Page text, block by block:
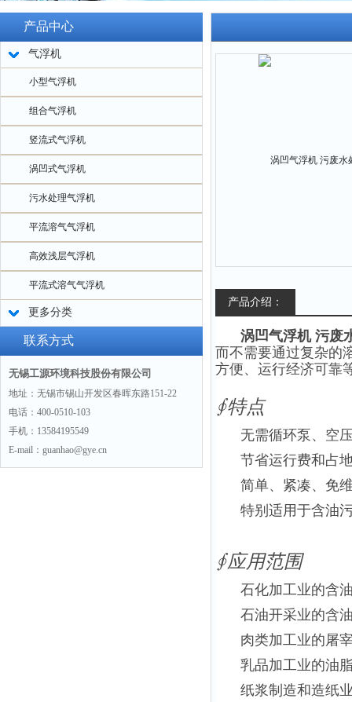
产品中心
气浮机
小型气浮机
组合气浮机
竖流式气浮机
涡凹式气浮机
污水处理气浮机
平流溶气气浮机
高效浅层气浮机
平流式溶气气浮机
更多分类
联系方式
无锡工源环境科技股份有限公司
地址：无锡市锡山开发区春晖东路151-22
电话：400-0510-103
手机：13584195549
E-mail：guanhao@gye.cn
产品介绍：
涡凹气浮机 污废
而不需要通过复杂的
方便、运行经济可靠
∮特点
无需循环泵、空
节省运行费和占
简单、紧凑、免
特别适用于含油
∮应用范围
石化加工业的含
石油开采业的含
肉类加工业的屠
乳品加工业的油
纸浆制造和造纸